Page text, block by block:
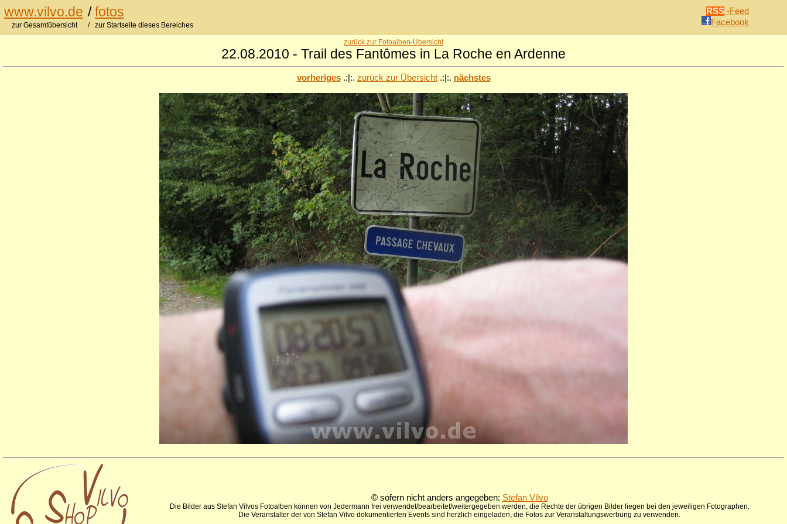
www.vilvo.de /fotos RSS -Feed
Facebook
zur Gesamtübersicht / zur Startseite dieses Bereiches
zurück zur Fotoalben-Übersicht
22.08.2010 - Trail des Fantômes in La Roche en Ardenne
vorheriges.:|:. zurück zur Übersicht.:|:. nächstes
© sofern nicht anders angegeben: Stefan Vilvo
Die Bilder aus Stefan Vilvos Fotoalben können von Jedermann frei verwendet/bearbeitet/weitergegeben werden, die Rechte der übrigen Bilder liegen bei den jeweiligen Fotographen.
Die Veranstalter der von Stefan Vilvo dokumentierten Events sind herzlich eingeladen, die Fotos zur Veranstaltungswerbung zu verwenden.